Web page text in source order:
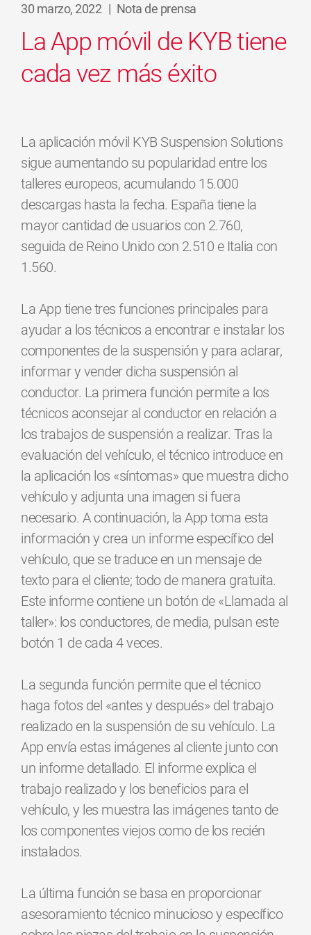
30 marzo, 2022 | Nota de prensa
La App móvil de KYB tiene
cada vez más éxito
La aplicación móvil KYB Suspension Solutions
sigue aumentando su popularidad entre los
talleres europeos, acumulando 15.000
descargas hasta la fecha. España tiene la
mayor cantidad de usuarios con 2.760,
seguida de Reino Unido con 2.510 e Italia con
1.560.
La App tiene tres funciones principales para
ayudar a los técnicos a encontrar e instalar los
componentes de la suspensión y para aclarar,
informar y vender dicha suspensión al
conductor. La primera función permite a los
técnicos aconsejar al conductor en relación a
los trabajos de suspensión a realizar. Tras la
evaluación del vehículo, el técnico introduce en
la aplicación los «síntomas» que muestra dicho
vehículo y adjunta una imagen si fuera
necesario. A continuación, la App toma esta
información y crea un informe específico del
vehículo, que se traduce en un mensaje de
texto para el cliente; todo de manera gratuita.
Este informe contiene un botón de «Llamada al
taller»: los conductores, de media, pulsan este
botón 1 de cada 4 veces.
La segunda función permite que el técnico
haga fotos del «antes y después» del trabajo
realizado en la suspensión de su vehículo. La
App envía estas imágenes al cliente junto con
un informe detallado. El informe explica el
trabajo realizado y los beneficios para el
vehículo, y les muestra las imágenes tanto de
los componentes viejos como de los recién
instalados.
La última función se basa en proporcionar
asesoramiento técnico minucioso y específico